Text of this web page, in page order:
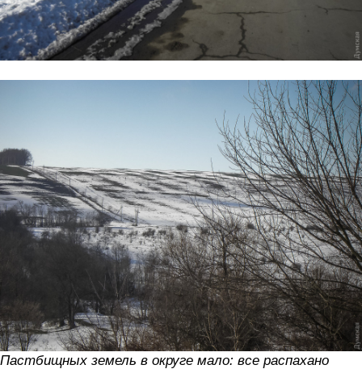
Пастбищных земель в округе мало: все распахано